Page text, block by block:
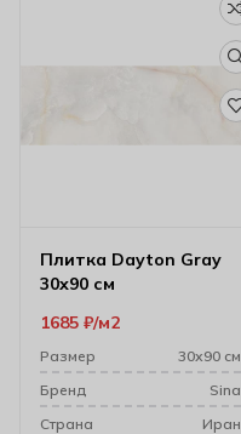
Плитка Dayton Gray
30х90 см
1685 ₽ м2
Размер
30х90 см
Бренд
Sina
Cтрана
Иран